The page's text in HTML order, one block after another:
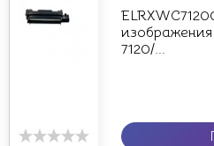
7120/...